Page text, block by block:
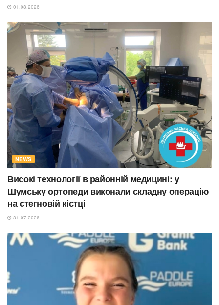
01.08.2026
NEWS
Високі технології в районній медицині: у
Шумську ортопеди виконали складну операцію
на стегновій кістці
31.07.2026